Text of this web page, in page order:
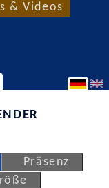
& Videos
Präsenz